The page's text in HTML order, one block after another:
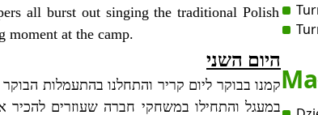
all burst out singing the traditional Polish
moment at the camp.
היום השני
קמנו בבוקר ליום קריר והתחלנו בהתעמלות
במעגל והתחילו במשחקי חברה שעוזרים